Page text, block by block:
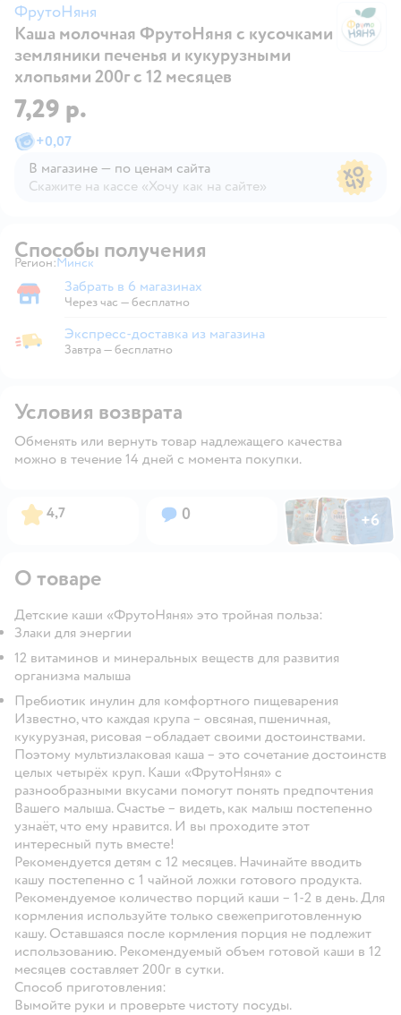
ФрутоНяня
Каша молочная ФрутоНяня с кусочками
земляники печенья и кукурузными
хлопьями 200г с 12 месяцев
7,29 р.
+0,07
В магазине — по ценам сайта
Скажите на кассе «Хочу как на сайте»
Способы получения
Регион: Выбор адреса доставки.
Минск
Забрать в магазине
Забрать в 6 магазинах
Через час — бесплатно
Экспресс-доставка из магазина
Экспресс-доставка из магазина
Завтра—бесплатно
Условия возврата
Обменять или вернуть товар надлежащего качества
можно в течение 14 дней с момента покупки.
Рейтинг:
4,7 Вопросов:
0 ФотоФотоФото
+6
Открыть
О товаре
Детские каши «ФрутоНяня» это тройная польза:
Злаки для энергии
12 витаминов и минеральных веществ для развития
организма малыша
Пребиотик инулин для комфортного пищеварения
Известно, что каждая крупа – овсяная, пшеничная,
кукурузная, рисовая –обладает своими достоинствами.
Поэтому мультизлаковая каша – это сочетание достоинств
целых четырёх круп. Каши «ФрутоНяня» с
разнообразными вкусами помогут понять предпочтения
Вашего малыша. Счастье – видеть, как малыш постепенно
узнаёт, что ему нравится. И вы проходите этот
интересный путь вместе!
Рекомендуется детям с 12 месяцев. Начинайте вводить
кашу постепенно с 1 чайной ложки готового продукта.
Рекомендуемое количество порций каши – 1-2 в день. Для
кормления используйте только свежеприготовленную
кашу. Оставшаяся после кормления порция не подлежит
использованию. Рекомендуемый объем готовой каши в 12
месяцев составляет 200г в сутки.
Способ приготовления:
Вымойте руки и проверьте чистоту посуды.